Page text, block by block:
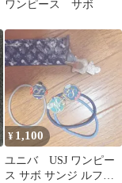
ワンピース サボ
¥ 1,100
ユニバ USJ ワンピー
ス サボ サンジ ルフィ